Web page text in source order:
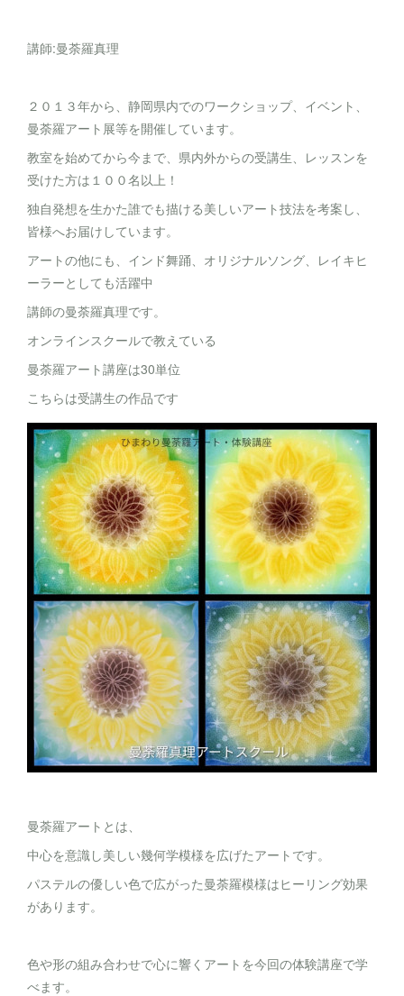
講師:曼荼羅真理
２０１３年から、静岡県内でのワークショップ、イベント、
曼荼羅アート展等を開催しています。
教室を始めてから今まで、県内外からの受講生、レッスンを
受けた方は１００名以上！
独自発想を生かた誰でも描ける美しいアート技法を考案し、
皆様へお届けしています。
アートの他にも、インド舞踊、オリジナルソング、レイキヒ
ーラーとしても活躍中
講師の曼荼羅真理です。
オンラインスクールで教えている
曼荼羅アート講座は30単位
こちらは受講生の作品です
曼荼羅アートとは、
中心を意識し美しい幾何学模様を広げたアートです。
パステルの優しい色で広がった曼荼羅模様はヒーリング効果
があります。
色や形の組み合わせで心に響くアートを今回の体験講座で学
べます。